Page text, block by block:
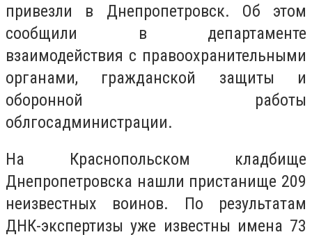
привезли в Днепропетровск. Об этом
сообщили в департаменте
взаимодействия с правоохранительными
органами, гражданской защиты и
оборонной работы
облгосадминистрации.
На Краснопольском кладбище
Днепропетровска нашли пристанище 209
неизвестных воинов. По результатам
ДНК-экспертизы уже известны имена 73